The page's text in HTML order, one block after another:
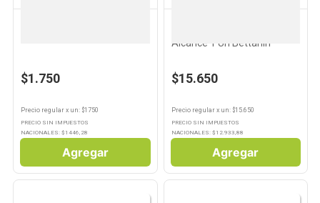
$1.750
Precio regular x un: $1750
PRECIO SIN IMPUESTOS
NACIONALES: $ 1446,28
Agregar
Alcance 1 Un Bettanin
$15.650
Precio regularx un: $15.650
PRECIO SIN IMPUESTOS
NACIONALES: $ 12.933,88
Agregar